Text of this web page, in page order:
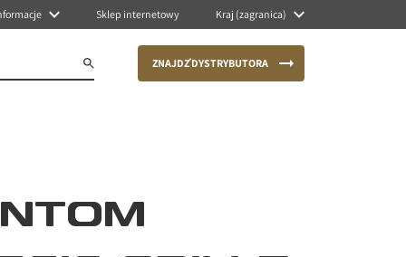
Sklep internetowy Kraj (zagranica)
ZNAJDŹ DYSTRYBUTORA